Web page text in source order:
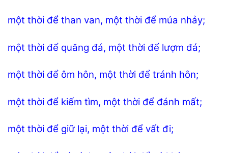
một thời để than van, một thời để múa nhảy;
một thời để quăng đá, một thời để lượm đá;
một thời để ôm hôn, một thời để tránh hôn;
một thời để kiếm tìm, một thời để đánh mất;
một thời để giữ lại, một thời để vất đi;